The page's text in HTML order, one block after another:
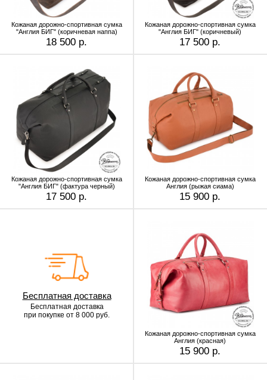
Кожаная дорожно-спортивная сумка
"Англия БИГ" (коричневая наппа)
18 500 р.
Кожаная дорожно-спортивная сумка
"Англия БИГ" (коричневый)
17 500 р.
Кожаная дорожно-спортивная сумка
"Англия БИГ" (фактура черный)
17 500 р.
Кожаная дорожно-спортивная сумка
Англия (рыжая сиама)
15 900 р.
Бесплатная доставка
Бесплатная доставка
при покупке от 8 000 руб.
Кожаная дорожно-спортивная сумка
Англия (красная)
15 900 р.